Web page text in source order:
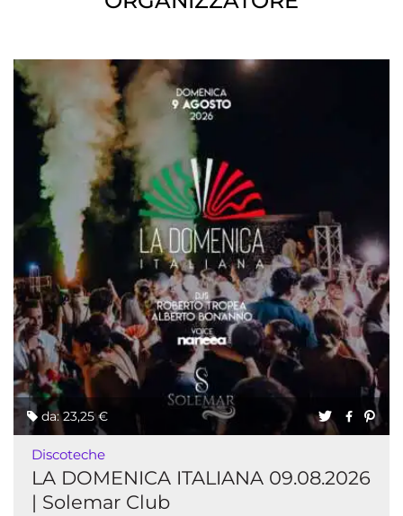
da: 23,25 €
Discoteche
LA DOMENICA ITALIANA 09.08.2026
| Solemar Club